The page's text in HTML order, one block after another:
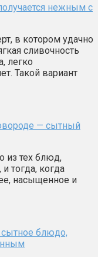
нежным с
в котором удачно
сливочность
легко
Такой вариант
— сытный
из тех блюд,
тогда, когда
насыщенное и
сытное блюдо,